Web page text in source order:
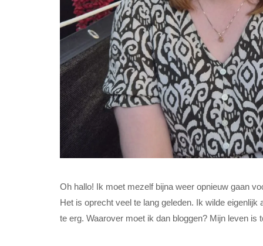
Oh hallo! Ik moet mezelf bijna weer opnieuw gaan
Het is oprecht veel te lang geleden. Ik wilde
te erg. Waarover moet ik dan bloggen? Mijn leven is